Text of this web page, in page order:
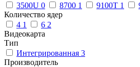
3500U 0 8700 1 9100T 1
Количество ядер
4 1 6 2
Видеокарта
Тип
Интегрированная 3
Производитель